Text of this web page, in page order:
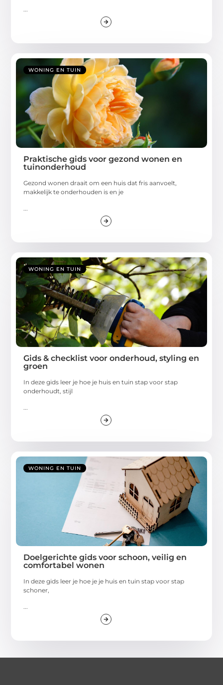
WONING EN TUIN
Praktische gids voor gezond wonen en
tuinonderhoud
Gezond wonen draait om een huis dat fris aanvoelt,
makkelijk te onderhouden is en je
WONING EN TUIN
Gids & checklist voor onderhoud, styling en
groen
In deze gids leer je hoe je huis en tuin stap voor stap
onderhoudt, stijl
WONING EN TUIN
Doelgerichte gids voor schoon, veilig en
comfortabel wonen
In deze gids leer je hoe je je huis en tuin stap voor stap
schoner,